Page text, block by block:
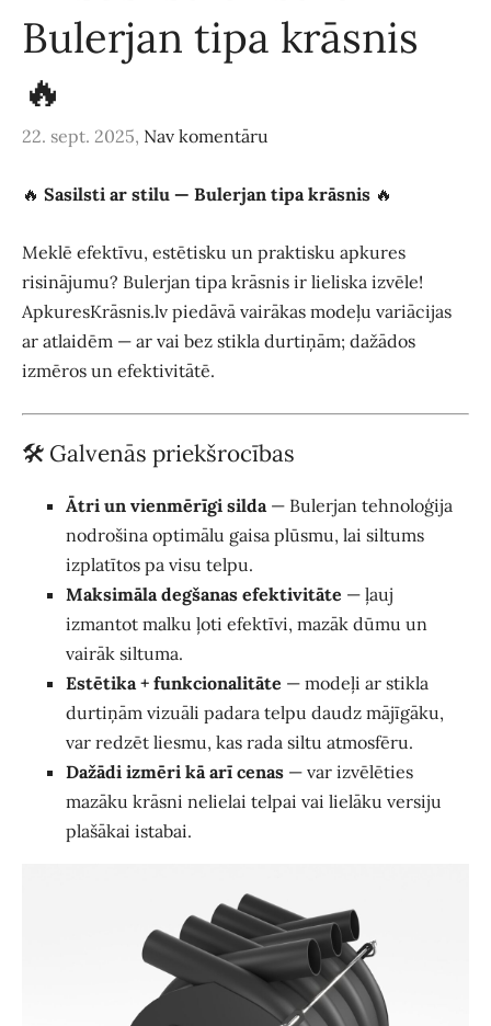
Bulerjan tipa krāsnis
🔥
22. sept. 2025, Nav komentāru
🔥 Sasilsti ar stilu — Bulerjan tipa krāsnis 🔥
Meklē efektīvu, estētisku un praktisku apkures
risinājumu? Bulerjan tipa krāsnis ir lieliska izvēle!
ApkuresKrāsnis.lv piedāvā vairākas modeļu variācijas
ar atlaidēm — ar vai bez stikla durtiņām; dažādos
izmēros un efektivitātē.
🛠️ Galvenās priekšrocības
Ātri un vienmērīgi silda — Bulerjan tehnoloģija
nodrošina optimālu gaisa plūsmu, lai siltums
izplatītos pa visu telpu.
Maksimāla degšanas efektivitāte — ļauj
izmantot malku ļoti efektīvi, mazāk dūmu un
vairāk siltuma.
Estētika + funkcionalitāte — modeļi ar stikla
durtiņām vizuāli padara telpu daudz mājīgāku,
var redzēt liesmu, kas rada siltu atmosfēru.
Dažādi izmēri kā arī cenas — var izvēlēties
mazāku krāsni nelielai telpai vai lielāku versiju
plašākai istabai.